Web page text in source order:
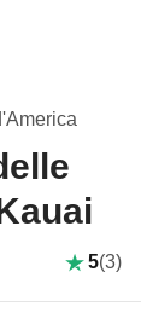
5(3)